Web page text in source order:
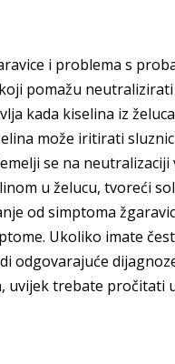
i problema s
pomažu neutralizirati
kada kiselina iz
može iritirati
se na neutralizaciji
u želucu, tvoreći
od simptoma
Ukoliko imate
odgovarajuće
uvijek trebate pročitati